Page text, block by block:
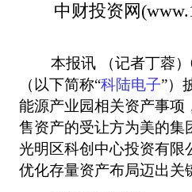
中财投资网
本报讯 （记者丁蓉）
（以下简称“科陆电子”）
能源产业园相关资产事项
售资产的受让方为美的集
光明区科创中心投资有限
优化存量资产布局迈出关